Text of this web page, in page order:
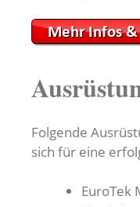
Folgende
sich für eine
EuroTek